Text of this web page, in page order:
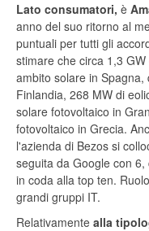
Lato consumatori, è
anno del suo ritorno al
puntuali per tutti gli
stimare che circa 1,3
ambito solare in
Finlandia, 268 MW di
solare fotovoltaico in
fotovoltaico in Grecia.
l'azienda di Bezos si
seguita da Google con
in coda alla top ten.
grandi gruppi IT.
Relativamente alla